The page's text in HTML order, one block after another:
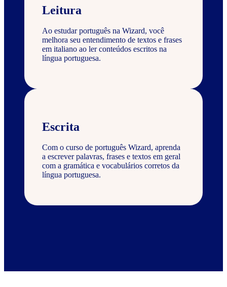
Leitura
Ao estudar português na Wizard, você
melhora seu entendimento de textos e frases
em italiano ao ler conteúdos escritos na
língua portuguesa.
Escrita
Com o curso de português Wizard, aprenda
a escrever palavras, frases e textos em geral
com a gramática e vocabulários corretos da
língua portuguesa.